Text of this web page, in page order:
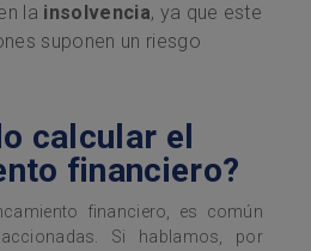
la insolvencia, ya que este
suponen un riesgo
calcular el
financiero?
financiero, es común
Si hablamos, por